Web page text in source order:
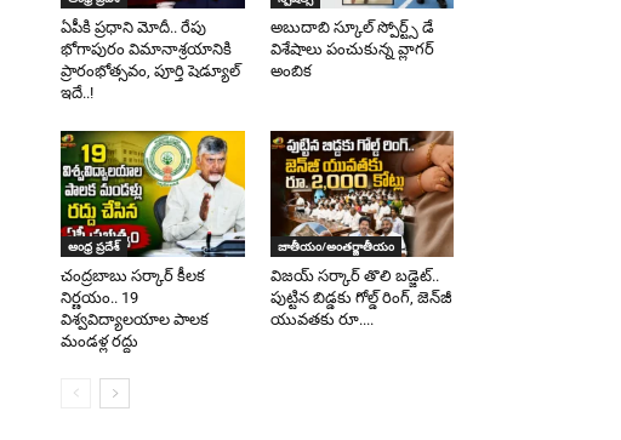
ఏపీకి ప్రధాని మోదీ.. రేపు
భోగాపురం విమానాశ్రయానికి
ప్రారంభోత్సవం, పూర్తి షెడ్యూల్
ఇదే..!
అబుదాబి స్కూల్ స్పోర్ట్స్ డే
విశేషాలు పంచుకున్న వ్లాగర్
అంబిక
ఆంధ్ర ప్రదేశ్
చంద్రబాబు సర్కార్ కీలక
నిర్ణయం.. 19
విశ్వవిద్యాలయాల పాలక
మండళ్ల రద్దు
జాతీయం/అంతర్జాతీయం
విజయ్ సర్కార్ తొలి బడ్జెట్..
పుట్టిన బిడ్డకు గోల్డ్ రింగ్, జెన్‌జీ
యువతకు రూ....